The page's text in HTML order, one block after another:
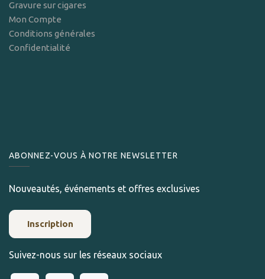
Gravure sur cigares
Mon Compte
Conditions générales
Confidentialité
ABONNEZ-VOUS À NOTRE NEWSLETTER
Nouveautés, événements et offres exclusives
Inscription
Suivez-nous sur les réseaux sociaux